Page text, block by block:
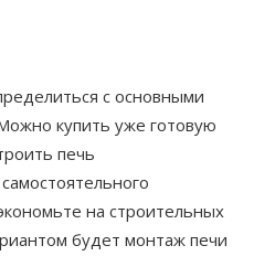
с основными
купить уже готовую
печь
на строительных
будет монтаж печи